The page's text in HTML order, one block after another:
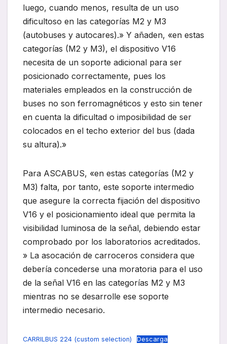
luego, cuando menos, resulta de un uso
dificultoso en las categorías M2 y M3
(autobuses y autocares).» Y añaden, «en estas
categorías (M2 y M3), el dispositivo V16
necesita de un soporte adicional para ser
posicionado correctamente, pues los
materiales empleados en la construcción de
buses no son ferromagnéticos y esto sin tener
en cuenta la dificultad o imposibilidad de ser
colocados en el techo exterior del bus (dada
su altura).»
Para ASCABUS, «en estas categorías (M2 y
M3) falta, por tanto, este soporte intermedio
que asegure la correcta fijación del dispositivo
V16 y el posicionamiento ideal que permita la
visibilidad luminosa de la señal, debiendo estar
comprobado por los laboratorios acreditados.
» La asocación de carroceros considera que
debería concederse una moratoria para el uso
de la señal V16 en las categorías M2 y M3
mientras no se desarrolle ese soporte
intermedio necesario.
CARRILBUS 224 (custom selection) Descarga